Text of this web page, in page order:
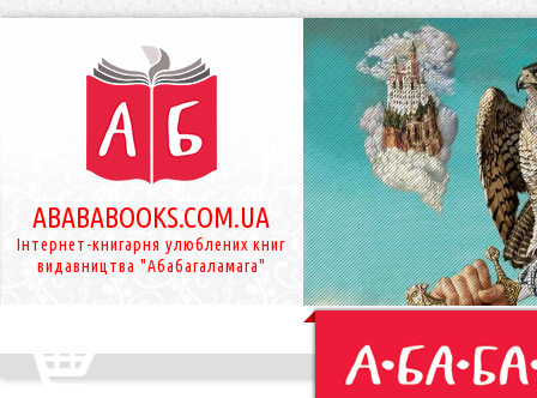
ABABABOOKS.COM.UA
Інтернет-книгарня улюблених книг
видавництва "Абабагаламага"